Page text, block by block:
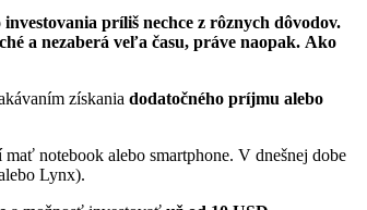
príliš nechce z rôznych dôvodov.
a nezaberá veľa času, práve naopak. Ako
získania dodatočného príjmu alebo
notebook alebo smartphone. V dnešnej dobe
Lynx).